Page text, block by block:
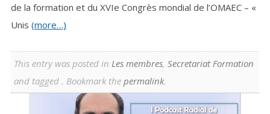
de la formation et du XVIe Congrès mondial de l’OMAEC – «
Unis (more…)
This entry was posted in Les membres, Secretariat Formation
and tagged . Bookmark the permalink.